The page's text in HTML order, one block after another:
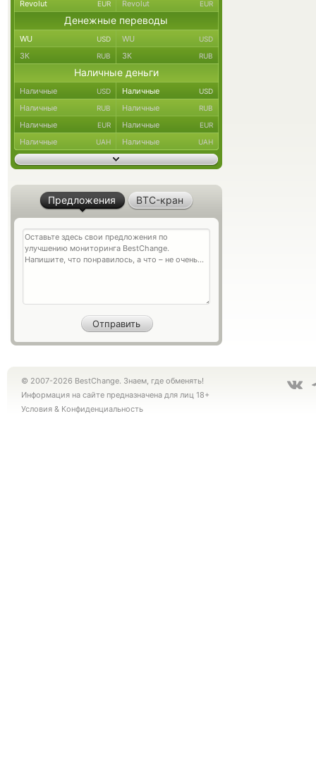
Revolut EUR Revolut EUR
Денежные переводы
WU USD WU USD
ЗК RUB ЗК RUB
Наличные деньги
Наличные USD Наличные USD
Наличные RUB Наличные RUB
Наличные EUR Наличные EUR
Наличные UAH Наличные UAH
Предложения BTC-кран
© 2007-2026 BestChange. Знаем, где обменять!
Информация на сайте предназначена для лиц 18+
Условия & Конфиденциальность